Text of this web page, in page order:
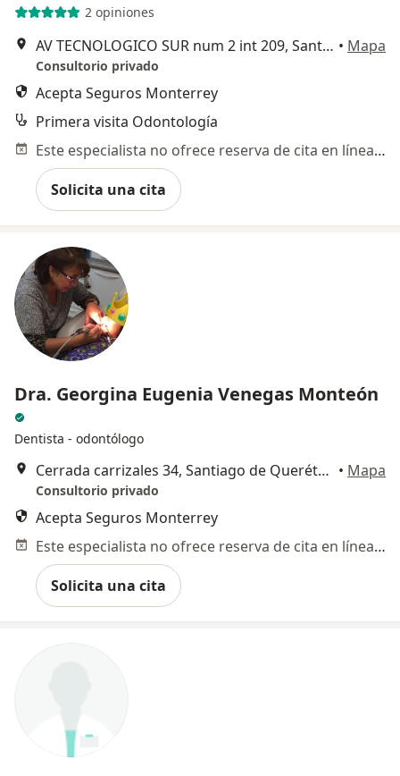
2 opiniones
AV TECNOLOGICO SUR num 2 int 209, Santiago de Querétaro • Mapa
Consultorio privado
Acepta Seguros Monterrey
Primera visita Odontología
Este especialista no ofrece reserva de cita en línea en esta dirección.
Solicita una cita
Dra. Georgina Eugenia Venegas Monteón
Dentista - odontólogo
Cerrada carrizales 34, Santiago de Querétaro • Mapa
Consultorio privado
Acepta Seguros Monterrey
Este especialista no ofrece reserva de cita en línea en esta dirección.
Solicita una cita